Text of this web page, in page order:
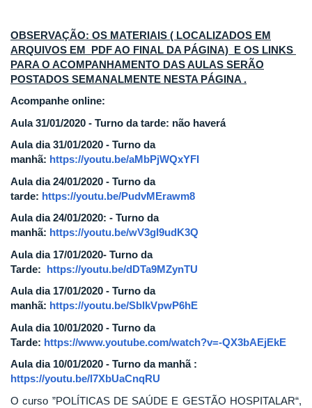
OBSERVAÇÃO: OS MATERIAIS ( LOCALIZADOS EM
ARQUIVOS EM PDF AO FINAL DA PÁGINA) E OS LINKS
PARA O ACOMPANHAMENTO DAS AULAS SERÃO
POSTADOS SEMANALMENTE NESTA PÁGINA .
Acompanhe online:
Aula 31/01/2020 - Turno da tarde: não haverá
Aula dia 31/01/2020 - Turno da
manhã: https://youtu.be/aMbPjWQxYFI
Aula dia 24/01/2020 - Turno da
tarde: https://youtu.be/PudvMErawm8
Aula dia 24/01/2020: - Turno da
manhã: https://youtu.be/wV3gl9udK3Q
Aula dia 17/01/2020- Turno da
Tarde: https://youtu.be/dDTa9MZynTU
Aula dia 17/01/2020 - Turno da
manhã: https://youtu.be/SblkVpwP6hE
Aula dia 10/01/2020 - Turno da
Tarde: https://www.youtube.com/watch?v=-QX3bAEjEkE
Aula dia 10/01/2020 - Turno da manhã :
https://youtu.be/l7XbUaCnqRU
O curso ”POLÍTICAS DE SAÚDE E GESTÃO HOSPITALAR“,